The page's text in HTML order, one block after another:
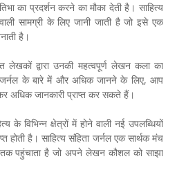
का प्रदर्शन करने का मौका देती है। साहित्य
सामग्री के लिए जानी जाती है जो इसे एक
है।
लेखकों द्वारा उनकी महत्वपूर्ण लेखन कला का
जर्नल के बारे में और अधिक जानने के लिए, आप
अधिक जानकारी प्राप्त कर सकते हैं।
के विभिन्न क्षेत्रों में होने वाली नई उपलब्धियों
होती है। साहित्य संहिता जर्नल एक सार्थक मंच
तक पहुंचाता है जो अपने लेखन कौशल को साझा